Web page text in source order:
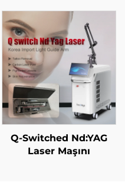
nm Diod Laser Bədən
Forması Yaradan
Zəiflətmə Maşını
Q-Switched Nd:YAG
Laser Maşını